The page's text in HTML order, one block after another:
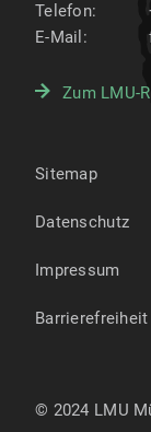
Telefon:
E-Mail:
Zum LMU-
Sitemap
Datenschutz
Impressum
Barrierefreiheit
© 2024 LMU